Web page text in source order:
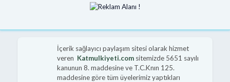
İçerik sağlayıcı paylaşım sitesi olarak hizmet
veren Katmulkiyeti.comsitemizde 5651 sayılı
kanunun 8. maddesine ve T.C.Knın 125.
maddesine göre tüm üyelerimiz yaptıkları